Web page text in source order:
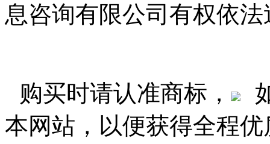
息咨询有限公司有权依
购买时请认准商标，
本网站，以便获得全程